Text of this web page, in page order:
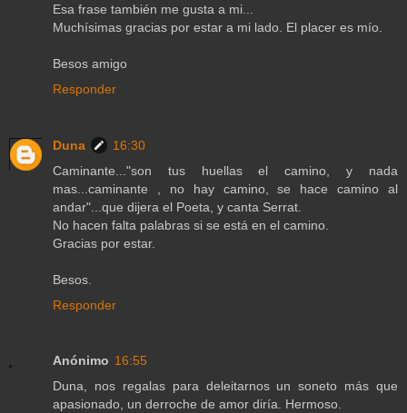
Esa frase también me gusta a mi...
Muchísimas gracias por estar a mi lado. El placer es mío.
Besos amigo
Responder
Duna
16:30
Caminante..."son tus huellas el camino, y nada
mas...caminante , no hay camino, se hace camino al
andar"...que dijera el Poeta, y canta Serrat.
No hacen falta palabras si se está en el camino.
Gracias por estar.
Besos.
Responder
Anónimo 16:55
Duna, nos regalas para deleitarnos un soneto más que
apasionado, un derroche de amor diría. Hermoso.